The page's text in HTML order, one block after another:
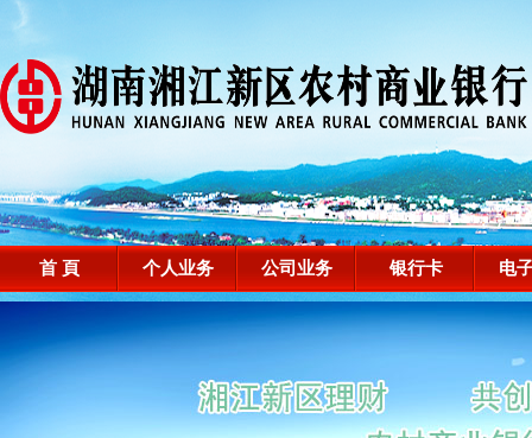
首 頁 个人业务 公司业务 银行卡 电